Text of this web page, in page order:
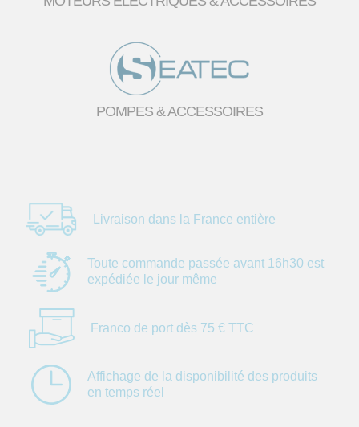
POMPES & ACCESSOIRES
Livraison dans la France entière
Toute commande passée avant 16h30 est
expédiée le jourmême
Franco de port dès75 € TTC
Affichage de la disponibilité des produits
en temps réel